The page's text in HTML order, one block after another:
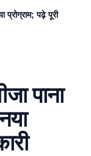
पढ़े पूरी
पाना